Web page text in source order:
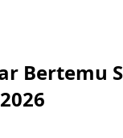
Bertemu